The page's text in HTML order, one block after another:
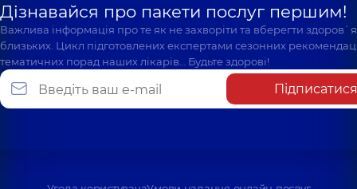
Дізнавайся про пакети послуг першим!
Важлива інформація про те як не захворіти та вберегти
близьких. Цикл підготовлених експертами сезонних
тематичних порад наших лікарів… Будьте здорові!
Підписатися